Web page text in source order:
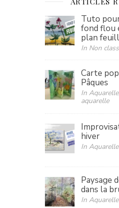
Tuto
fond flou
plan
In Non
Carte
Pâques
In
aquarelle
hiver
In Aquarelle
Paysage
dans la
In Aquarelle